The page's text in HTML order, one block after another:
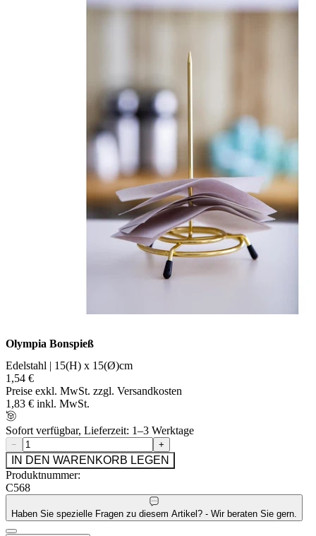
Olympia Bonspieß
Edelstahl | 15(H) x 15(Ø)cm
1,54 €
Preise exkl. MwSt. zzgl. Versandkosten
1,83 € inkl. MwSt.
Sofort verfügbar, Lieferzeit: 1–3 Werktage
− +
IN DEN WARENKORB LEGEN
Produktnummer:
C568
Haben Sie spezielle Fragen zu diesem Artikel? - Wir beraten Sie gern.